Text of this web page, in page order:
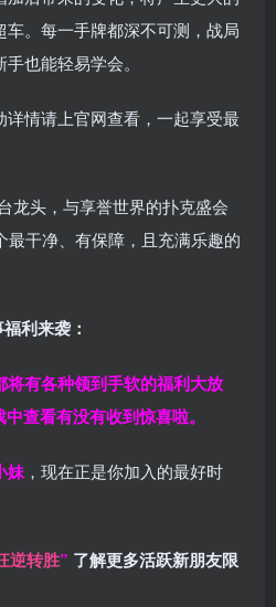
。每一手牌都深不可测，战局
也能轻易学会。
情请上官网查看，一起享受最
龙头，与享誉世界的扑克盛会
最干净、有保障，且充满乐趣的
利来袭：
有各种领到手软的福利大放
查看有没有收到惊喜啦。
妹 ，现在正是你加入的最好时
逆转胜” 了解更多活跃新朋友限